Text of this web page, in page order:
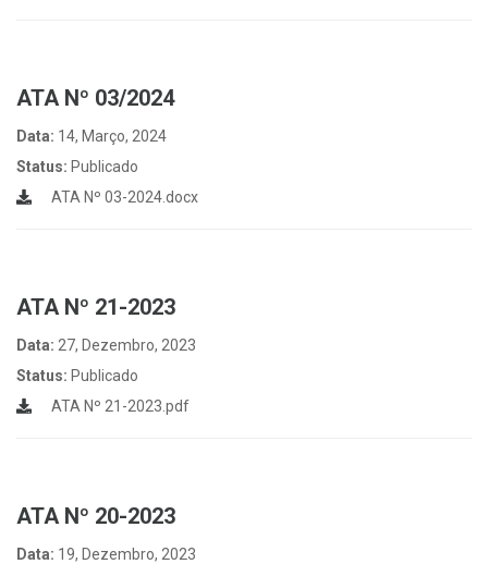
ATA Nº 03/2024
Data: 14, Março, 2024
Status: Publicado
ATA Nº 03-2024.docx
ATA Nº 21-2023
Data: 27, Dezembro, 2023
Status: Publicado
ATA Nº 21-2023.pdf
ATA Nº 20-2023
Data: 19, Dezembro, 2023